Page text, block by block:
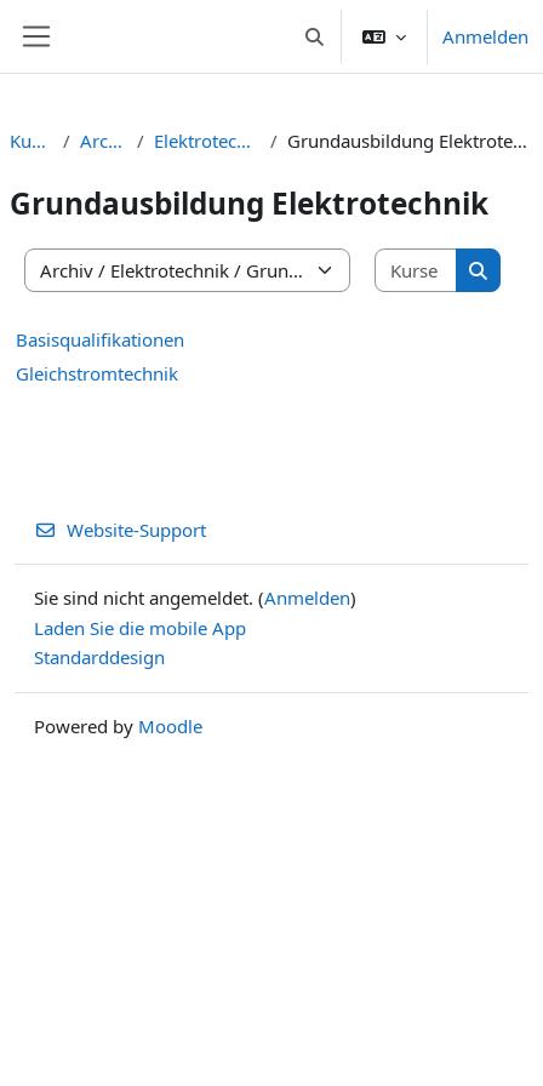
Sucheingabe umschalten
Anmelden
Kurse Archiv Elektrotechnik Grundausbildung Elektrotechnik
Grundausbildung Elektrotechnik
Kursbereiche
Kurse
Kurse
Basisqualifikationen
Gleichstromtechnik
Website-Support
Sie sind nicht angemeldet. (Anmelden)
Laden Sie die mobile App
Standarddesign
Powered by Moodle